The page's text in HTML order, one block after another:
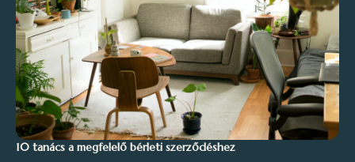
10 tanács a megfelelő bérleti szerződéshez